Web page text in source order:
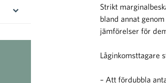
Strikt
bland annat
jämförelser för
Låginkomsttagare
– Att fördubbla